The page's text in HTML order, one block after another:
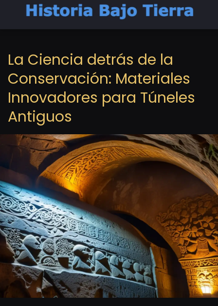
La Ciencia detrás de la
Conservación: Materiales
Innovadores para Túneles
Antiguos